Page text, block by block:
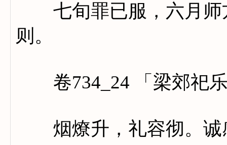
七旬罪已服，六月师
则。
卷734_24 「梁郊祀乐
烟燎升，礼容彻。诚